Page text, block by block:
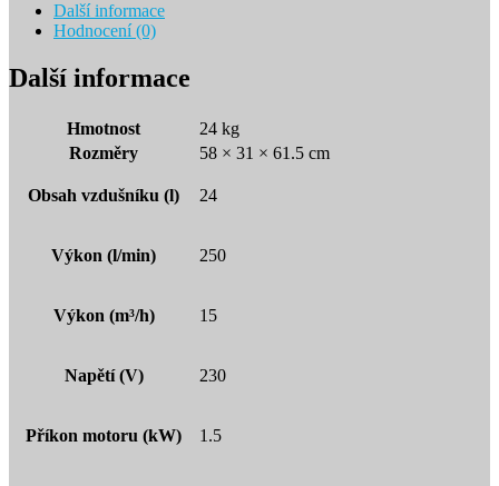
Další informace
Hodnocení (0)
Další informace
Hmotnost
24 kg
Rozměry
58 × 31 × 61.5 cm
Obsah vzdušníku (l) 24
Výkon (l/min) 250
Výkon (m³/h) 15
Napětí (V) 230
Příkon motoru (kW) 1.5